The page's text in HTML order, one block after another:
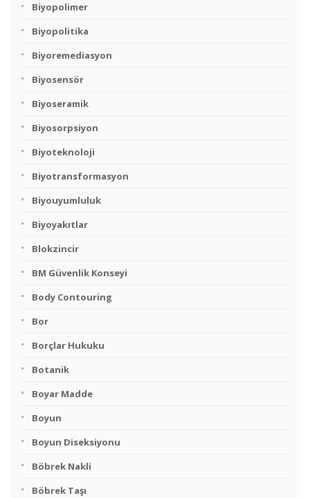
Biyopolimer
Biyopolitika
Biyoremediasyon
Biyosensör
Biyoseramik
Biyosorpsiyon
Biyoteknoloji
Biyotransformasyon
Biyouyumluluk
Biyoyakıtlar
Blokzincir
BM Güvenlik Konseyi
Body Contouring
Bor
Borçlar Hukuku
Botanik
Boyar Madde
Boyun
Boyun Diseksiyonu
Böbrek Nakli
Böbrek Taşı